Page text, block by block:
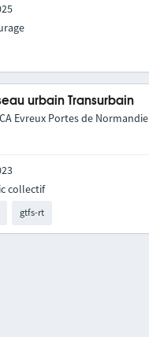
urbain Transurbain
CA Evreux Portes de Normandie
gtfs-rt
collectif